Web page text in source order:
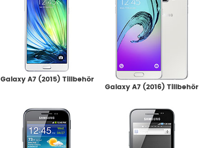
Galaxy A7 (2015) Tillbehör
Galaxy A7 (2016) Tillbehör